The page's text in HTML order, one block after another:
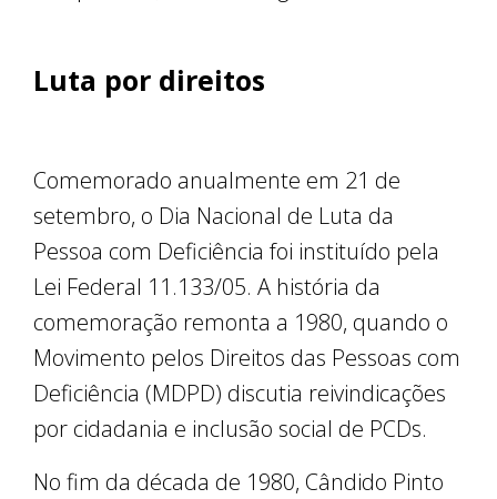
Luta por direitos
Comemorado anualmente em 21 de
setembro, o Dia Nacional de Luta da
Pessoa com Deficiência foi instituído pela
Lei Federal 11.133/05. A história da
comemoração remonta a 1980, quando o
Movimento pelos Direitos das Pessoas com
Deficiência (MDPD) discutia reivindicações
por cidadania e inclusão social de PCDs.
No fim da década de 1980, Cândido Pinto